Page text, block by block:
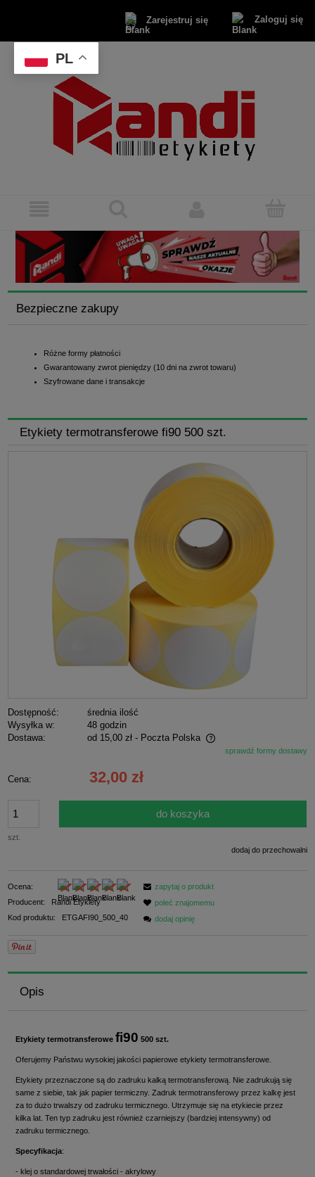
Zarejestruj się Zaloguj się
Bezpieczne zakupy
Różne formy płatności
Gwarantowany zwrot pieniędzy (10 dni na zwrot towaru)
Szyfrowane dane i transakcje
Etykiety termotransferowe fi90 500 szt.
Dostępność:
średnia ilość
Wysyłka w:
48 godzin
Dostawa:
od 15,00 zł - Poczta Polska
Cena nie zawiera ewentualnych kosztów płatnościsprawdź formy dostawy
Cena: 32,00 zł
szt.
do koszyka
dodaj do przechowalni
Ocena:
Producent:
Randi Etykiety
Kod produktu:
ETGAFI90_500_40
zapytaj o produkt
poleć znajomemu
dodaj opinię
Opis
Etykiety termotransferowe fi90 500 szt.
Oferujemy Państwu wysokiej jakości papierowe etykiety termotransferowe.
Etykiety przeznaczone są do zadruku kalką termotransferową. Nie zadrukują się
same z siebie, tak jak papier termiczny. Zadruk termotransferowy przez kalkę jest
za to dużo trwalszy od zadruku termicznego. Utrzymuje się na etykiecie przez
kilka lat. Ten typ zadruku jest również czarniejszy (bardziej intensywny) od
zadruku termicznego.
Specyfikacja:
- klej o standardowej trwałości - akrylowy
PL